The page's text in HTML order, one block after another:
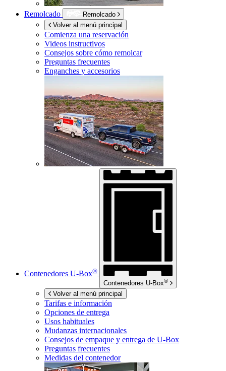
Remolcado
Remolcado
Volver al menú principal
Comienza una reservación
Videos instructivos
Consejos sobre cómo remolcar
Preguntas frecuentes
Enganches y accesorios
Contenedores U-Box®
Contenedores U-Box®
Volver al menú principal
Tarifas e información
Opciones de entrega
Usos habituales
Mudanzas internacionales
Consejos de empaque y entrega de U-Box
Preguntas frecuentes
Medidas del contenedor